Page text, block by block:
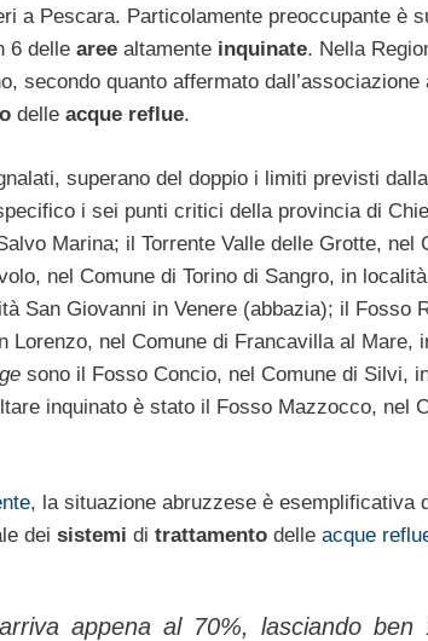
a Pescara. Particolamente preoccupante è
6 delle aree altamente inquinate. Nella
secondo quanto affermato dall’associazione
delle acque reflue.
superano del doppio i limiti previsti
i sei punti critici della provincia di
Marina; il Torrente Valle delle Grotte, nel
nel Comune di Torino di Sangro, in
San Giovanni in Venere (abbazia); il Fosso
nel Comune di Francavilla al Mare,
sono il Fosso Concio, nel Comune di Silvi,
inquinato è stato il Fosso Mazzocco, nel
, la situazione abruzzese è esemplificativa
dei sistemi di trattamento delle acque
appena al 70%, lasciando ben